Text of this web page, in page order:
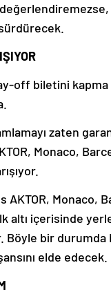
off biletini
zaten
Monaco,
AKTOR, Monaco,
altı içerisinde
Böyle bir
elde edecek.